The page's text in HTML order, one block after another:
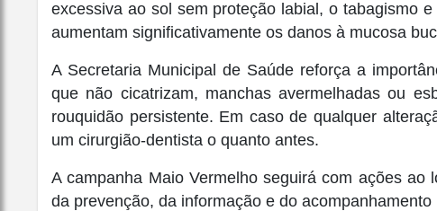
excessiva ao sol sem proteção labial, o tabagismo
aumentam significativamente os danos à mucosa
A Secretaria Municipal de Saúde reforça a
que não cicatrizam, manchas avermelhadas ou
rouquidão persistente. Em caso de qualquer
um cirurgião-dentista o quanto antes.
A campanha Maio Vermelho seguirá com ações
da prevenção, da informação e do